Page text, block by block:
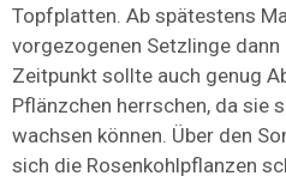
Topfplatten. Ab spätestens
vorgezogenen Setzlinge
Zeitpunkt sollte auch genug
Pflänzchen herrschen, da sie
wachsen können. Über den
sich die Rosenkohlpflanzen